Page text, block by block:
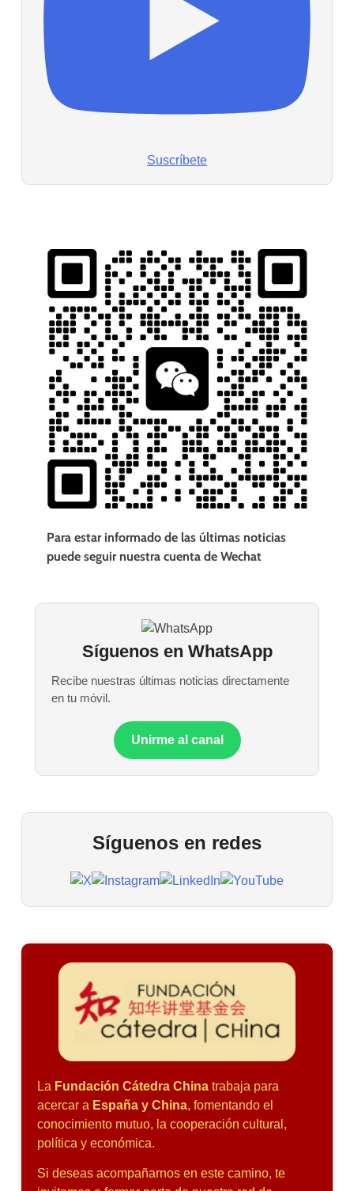
Suscríbete
Para estar informado de las últimas noticias
puede seguir nuestra cuenta de Wechat
Síguenos en WhatsApp
Recibe nuestras últimas noticias directamente
en tu móvil.
Unirme al canal
Síguenos en redes
La Fundación Cátedra China trabaja para
acercar a España y China, fomentando el
conocimiento mutuo, la cooperación cultural,
política y económica.
Si deseas acompañarnos en este camino, te